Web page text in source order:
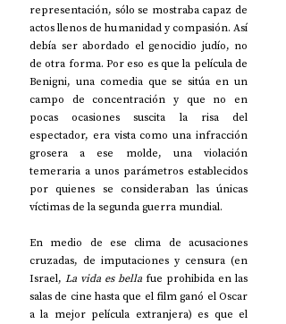
representación, sólo se mostraba capaz de
actos llenos de humanidad y compasión. Así
debía ser abordado el genocidio judío, no
de otra forma. Por eso es que la película de
Benigni, una comedia que se sitúa en un
campo de concentración y que no en
pocas ocasiones suscita la risa del
espectador, era vista como una infracción
grosera a ese molde, una violación
temeraria a unos parámetros establecidos
por quienes se consideraban las únicas
víctimas de la segunda guerra mundial.
En medio de ese clima de acusaciones
cruzadas, de imputaciones y censura (en
Israel, La vida es bella fue prohibida en las
salas de cine hasta que el film ganó el Oscar
a la mejor película extranjera) es que el